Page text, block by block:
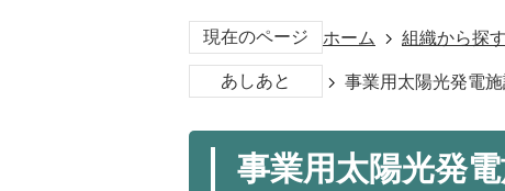
現在のページ ホーム 組織から探す
あしあと 事業用太陽光発電
事業用太陽光発